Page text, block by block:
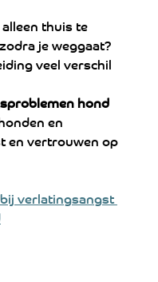
thuis te
je weggaat?
veel verschil
hond
en
en vertrouwen op
verlatingsangst